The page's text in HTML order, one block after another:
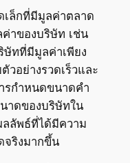
ล็กที่มีมูลค่าตลาด
ค่าของบริษัท เช่น
ทที่มีมูลค่าเพียง
วอย่างรวดเร็วและ
รกำหนดขนาดคำ
าดของบริษัทใน
ลัพธ์ที่ได้มีความ
จริงมากขึ้น